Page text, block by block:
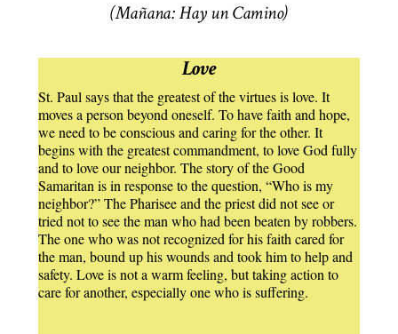
(Mañana: Hay un Camino)
Love
St. Paul says that the greatest of the virtues is love. It
moves a person beyond oneself. To have faith and hope,
we need to be conscious and caring for the other. It
begins with the greatest commandment, to love God fully
and to love our neighbor. The story of the Good
Samaritan is in response to the question, “Who is my
neighbor?” The Pharisee and the priest did not see or
tried not to see the man who had been beaten by robbers.
The one who was not recognized for his faith cared for
the man, bound up his wounds and took him to help and
safety. Love is not a warm feeling, but taking action to
care for another, especially one who is suffering.